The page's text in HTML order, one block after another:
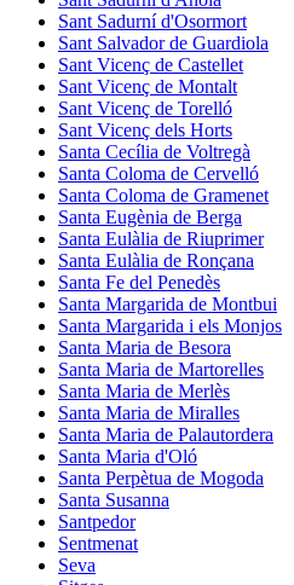
Sant Sadurní d'Osormort
Sant Salvador de Guardiola
Sant Vicenç de Castellet
Sant Vicenç de Montalt
Sant Vicenç de Torelló
Sant Vicenç dels Horts
Santa Cecília de Voltregà
Santa Coloma de Cervelló
Santa Coloma de Gramenet
Santa Eugènia de Berga
Santa Eulàlia de Riuprimer
Santa Eulàlia de Ronçana
Santa Fe del Penedès
Santa Margarida de Montbui
Santa Margarida i els Monjos
Santa Maria de Besora
Santa Maria de Martorelles
Santa Maria de Merlès
Santa Maria de Miralles
Santa Maria de Palautordera
Santa Maria d'Oló
Santa Perpètua de Mogoda
Santa Susanna
Santpedor
Sentmenat
Seva